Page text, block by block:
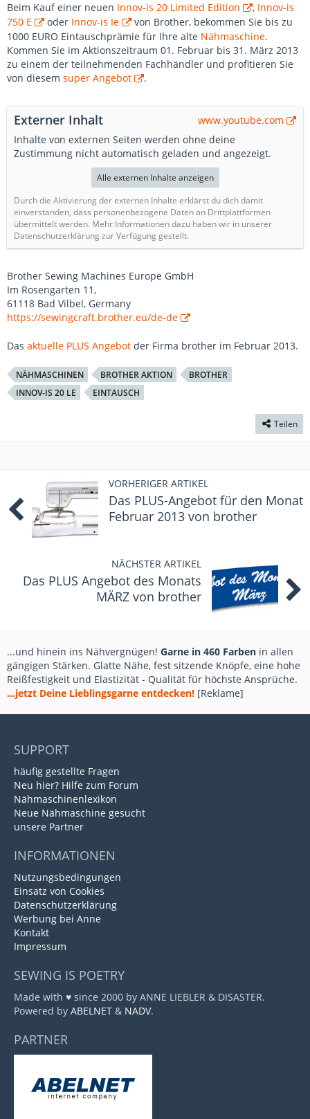
Beim Kauf einer neuen Innov-is 20 Limited Edition , Innov-is
750 E
oder Innov-is Ie
von Brother, bekommen Sie bis zu
1000 EURO Eintauschprämie für Ihre alte Nähmaschine.
Kommen Sie im Aktionszeitraum 01. Februar bis 31. März 2013
zu einem der teilnehmenden Fachhändler und profitieren Sie
von diesem super Angebot .
Externer Inhalt
www.youtube.com
Inhalte von externen Seiten werden ohne deine
Zustimmung nicht automatisch geladen und angezeigt.
Alle externen Inhalte anzeigen
Durch die Aktivierung der externen Inhalte erklärst du dich damit
einverstanden, dass personenbezogene Daten an Drittplattformen
übermittelt werden. Mehr Informationen dazu haben wir in unserer
Datenschutzerklärung zur Verfügung gestellt.
Brother Sewing Machines Europe GmbH
Im Rosengarten 11,
61118 Bad Vilbel, Germany
https://sewingcraft.brother.eu/de-de
Das aktuelle PLUS Angebot der Firma brother im Februar 2013.
NÄHMASCHINEN BROTHER AKTION
BROTHER
INNOV-IS 20 LE
EINTAUSCH
Teilen
VORHERIGER ARTIKEL
Das PLUS-Angebot für den Monat
Februar 2013 von brother
NÄCHSTER ARTIKEL
Das PLUS Angebot des Monats
MÄRZ von brother
...und hinein ins Nähvergnügen! Garne in 460 Farben in allen
gängigen Stärken. Glatte Nähe, fest sitzende Knöpfe, eine hohe
Reißfestigkeit und Elastizität - Qualität für höchste Ansprüche.
...jetzt Deine Lieblingsgarne entdecken! [Reklame]
SUPPORT
häufig gestellte Fragen
Neu hier? Hilfe zum Forum
Nähmaschinenlexikon
Neue Nähmaschine gesucht
unsere Partner
INFORMATIONEN
Nutzungsbedingungen
Einsatz von Cookies
Datenschutzerklärung
Werbung bei Anne
Kontakt
Impressum
SEWING IS POETRY
Made with ♥ since 2000 by ANNE LIEBLER & DISASTER.
Powered by ABELNET & NADV.
PARTNER